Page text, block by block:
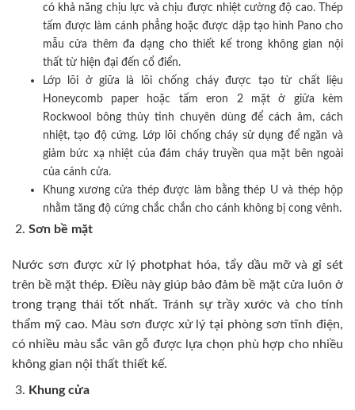
có khả năng chịu lực và chịu được nhiệt cường độ cao. Thép
tấm được làm cánh phẳng hoặc được dập tạo hình Pano cho
mẫu cửa thêm đa dạng cho thiết kế trong không gian nội
thất từ hiện đại đến cổ điển.
Lớp lõi ở giữa là lõi chống cháy được tạo từ chất liệu
Honeycomb paper hoặc tấm eron 2 mặt ở giữa kèm
Rockwool bông thủy tinh chuyên dùng để cách âm, cách
nhiệt, tạo độ cứng. Lớp lõi chống cháy sử dụng để ngăn và
giảm bức xạ nhiệt của đám cháy truyền qua mặt bên ngoài
của cánh cửa.
Khung xương cửa thép được làm bằng thép U và thép hộp
nhằm tăng độ cứng chắc chắn cho cánh không bị cong vênh.
Sơn bề mặt
Nước sơn được xử lý photphat hóa, tẩy dầu mỡ và gỉ sét
trên bề mặt thép. Điều này giúp bảo đảm bề mặt cửa luôn ở
trong trạng thái tốt nhất. Tránh sự trầy xước và cho tính
thẩm mỹ cao. Màu sơn được xử lý tại phòng sơn tĩnh điện,
có nhiều màu sắc vân gỗ được lựa chọn phù hợp cho nhiều
không gian nội thất thiết kế.
Khung cửa